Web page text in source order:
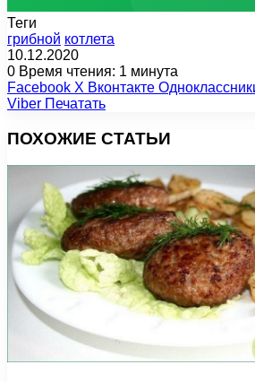
Теги
грибной котлета
10.12.2020
0 Время чтения: 1 минута
Facebook X Вконтакте
Viber Печатать
ПОХОЖИЕ СТАТЬИ